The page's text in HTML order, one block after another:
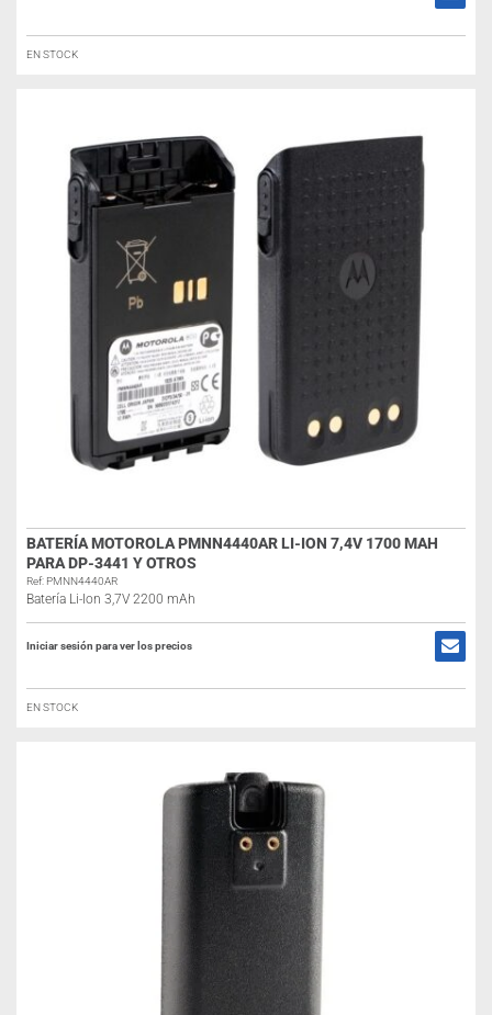
EN STOCK
BATERÍA MOTOROLA PMNN4440AR LI-ION 7,4V 1700 MAH
PARA DP-3441 Y OTROS
Ref: PMNN4440AR
Batería Li-Ion 3,7V 2200 mAh
Iniciar sesión para ver los precios
EN STOCK